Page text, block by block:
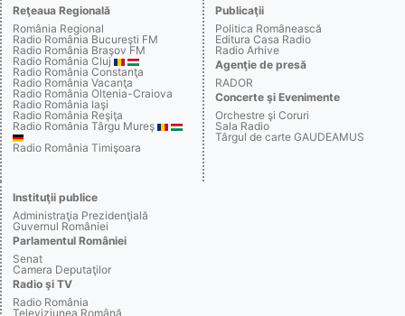
Reţeaua Regională
România Regional
Radio România Bucureşti FM
Radio România Braşov FM
Radio România Cluj
Radio România Constanţa
Radio România Vacanţa
Radio România Oltenia-Craiova
Radio România Iaşi
Radio România Reşiţa
Radio România Târgu Mureş
Radio România Timişoara
Publicaţii
Politica Românească
Editura Casa Radio
Radio Arhive
Agenţie de presă
RADOR
Concerte şi Evenimente
Orchestre şi Coruri
Sala Radio
Târgul de carte GAUDEAMUS
Instituţii publice
Administraţia Prezidenţială
Guvernul României
Parlamentul României
Senat
Camera Deputaţilor
Radio şi TV
Radio România
Televiziunea Română